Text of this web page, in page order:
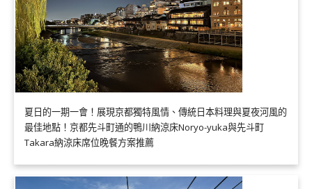
夏日的一期一會！展現京都獨特風情、傳統日本料理與夏夜河風的
最佳地點！京都先斗町通的鴨川納涼床Noryo-yuka與先斗町
Takara納涼床席位晚餐方案推薦